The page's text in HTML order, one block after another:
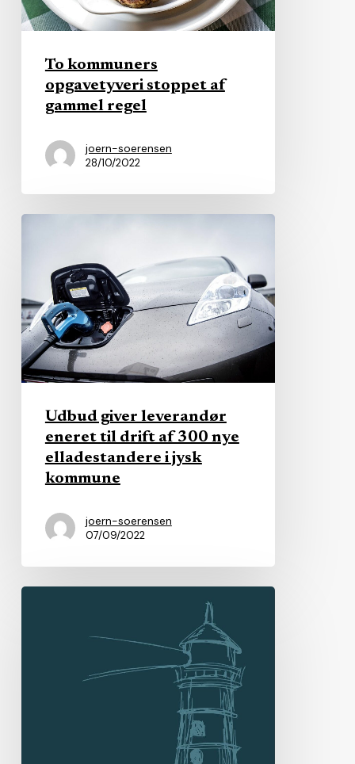
regel
To kommuners
opgavetyveri stoppet af
gammel regel
joern-soerensen
28/10/2022
leverandør
eneret
til
drift
af
300
elladestandere
Udbud giver leverandør
eneret til drift af 300 nye
elladestandere i jysk
kommune
joern-soerensen
07/09/2022